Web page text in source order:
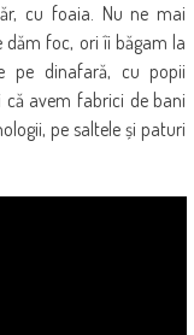
cu foaia. Nu ne mai
dăm foc, ori îi băgam la
pe dinafară, cu popii
că avem fabrici de bani
pe saltele și paturi